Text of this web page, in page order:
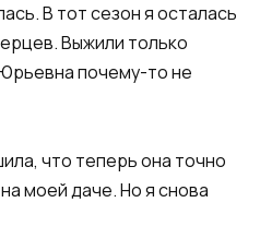
В тот сезон я осталась
Выжили только
почему-то не
что теперь она точно
моей даче. Но я снова